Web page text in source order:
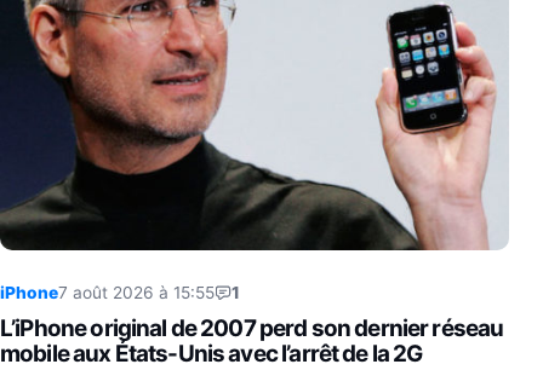
iPhone7 août 2026 à 15:55 1
L’iPhone original de 2007 perd son dernier réseau
mobile aux États-Unis avec l’arrêt de la 2G